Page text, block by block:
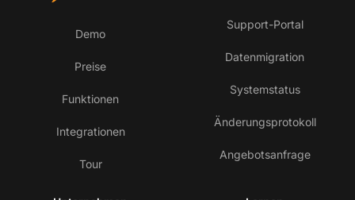
Demo
Preise
Funktionen
Integrationen
Tour
Support-Portal
Datenmigration
Systemstatus
Änderungsprotokoll
Angebotsanfrage